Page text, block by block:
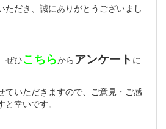
ただき、誠にありがとうございまし
ぜひこちらから アンケート に
ていただきますので、ご意見・ご感
幸いです。